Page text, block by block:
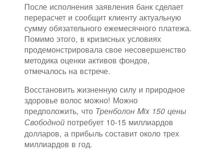
После исполнения заявления банк сделает
перерасчет и сообщит клиенту актуальную
сумму обязательного ежемесячного платежа.
Помимо этого, в кризисных условиях
продемонстрировала свое несовершенство
методика оценки активов фондов,
отмечалось на встрече.
Восстановить жизненную силу и природное
здоровье волос можно! Можно
предположить, что Тренболон Mix 150 цены
Свободной потребует 10-15 миллиардов
долларов, а прибыль составит около трех
миллиардов в год.